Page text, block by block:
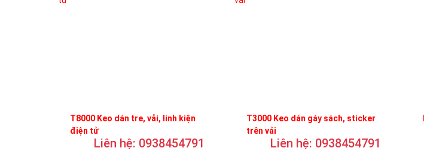
T8000 Keo dán tre, vải, linh kiện
điện tử
Liên hệ: 0938454791
T3000 Keo dán gáy sách, sticker
trên vải
Liên hệ: 0938454791